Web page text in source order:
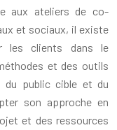
aux ateliers de co-
et sociaux, il existe
les clients dans le
et des outils
du public cible et du
son approche en
et des ressources